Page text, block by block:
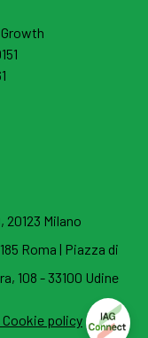
20123 Milano
Roma | Piazza di
108 - 33100 Udine
Cookie policy